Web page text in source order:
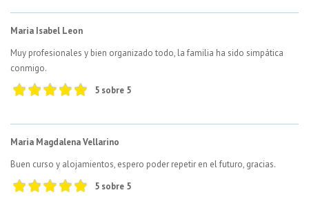
Maria Isabel Leon
Muy profesionales y bien organizado todo, la familia ha sido simpática
conmigo.
5 sobre 5
Maria Magdalena Vellarino
Buen curso y alojamientos, espero poder repetir en el futuro, gracias.
5 sobre 5